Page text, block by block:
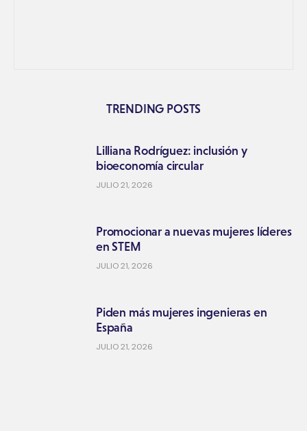
TRENDING POSTS
Lilliana Rodríguez: inclusión y
bioeconomía circular
JULIO 21, 2026
Promocionar a nuevas mujeres líderes
en STEM
JULIO 21, 2026
Piden más mujeres ingenieras en
España
JULIO 21, 2026